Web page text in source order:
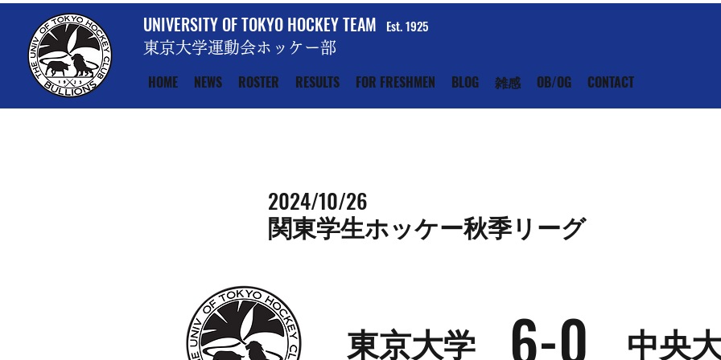
UNIVERSITY OF TOKYO HOCKEY TEAM
東京大学運動会ホッケー部
Est. 1925
HOME NEWS ROSTER RESULTS FOR FRESHMEN BLOG 雑感 OB/OG CONTACT
2024/10/26
関東学生ホッケー秋季リーグ
東京大学 6-0 中央